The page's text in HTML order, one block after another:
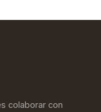
colaborar con